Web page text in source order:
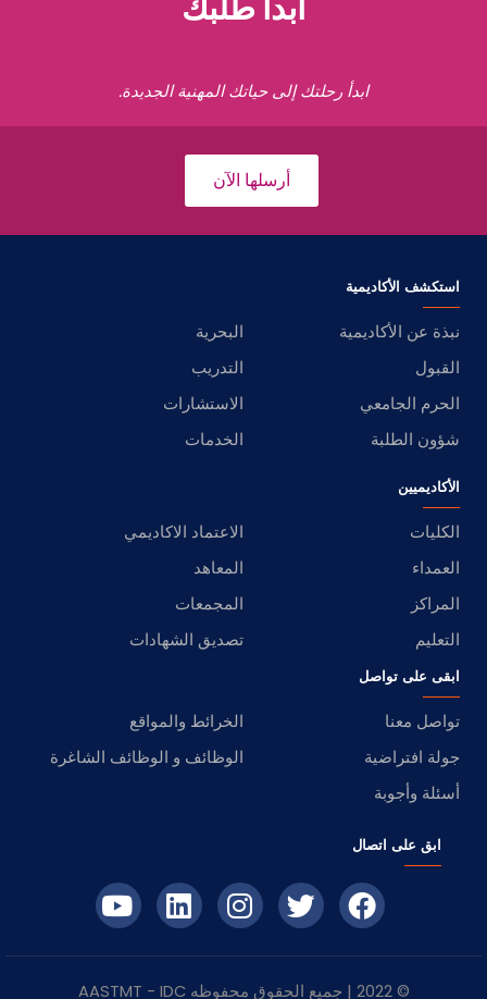
ابدأ رحلتك إلى حياتك المهنية الجديدة.
أرسلها الآن
استكشف الأكاديمية
نبذة عن الأكاديمية
البحرية
القبول
التدريب
الحرم الجامعي
الاستشارات
شؤون الطلبة
الخدمات
الأكاديميين
الكليات
الاعتماد الاكاديمي
العمداء
المعاهد
المراكز
المجمعات
التعليم
تصديق الشهادات
ابقى على تواصل
تواصل معنا
الخرائط والمواقع
جولة افتراضية
الوظائف و الوظائف الشاغرة
أسئلة وأجوبة
ابق على اتصال
© 2022 | جميع الحقوق محفوظه IDC
- AASTMT